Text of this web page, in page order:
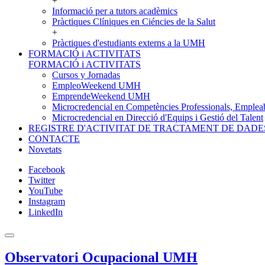
Informació per a tutors acadèmics
Pràctiques Clíniques en Ciéncies de la Salut
+
Pràctiques d'estudiants externs a la UMH
FORMACIÓ i ACTIVITATS
FORMACIÓ i ACTIVITATS
Cursos y Jornadas
EmpleoWeekend UMH
EmprendeWeekend UMH
Microcredencial en Competències Professionals,
Microcredencial en Direcció d'Equips i Gestió del Talent
REGISTRE D'ACTIVITAT DE TRACTAMENT DE
CONTACTE
Novetats
Facebook
Twitter
YouTube
Instagram
LinkedIn
Observatori Ocupacional UMH